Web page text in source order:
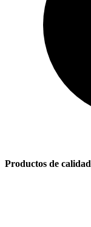
Productos de calidad